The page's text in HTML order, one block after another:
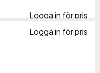
Logga in för pris
Logga in för pris